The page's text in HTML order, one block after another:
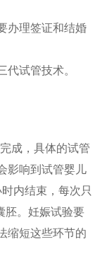
办理签证和结婚
代试管技术。
成，具体的试管
影响到试管婴儿
内结束，每次只
胚。妊娠试验要
缩短这些环节的